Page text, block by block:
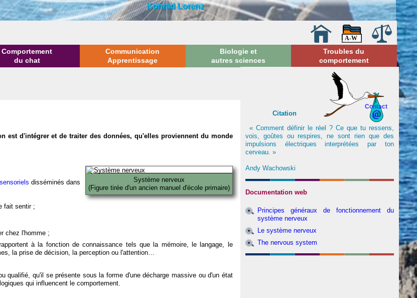
Konrad Lorenz
Comportement
du chat
Communication
Apprentissage
Biologie et
autres sciences
Troubles du
comportement
est d'intégrer et de traiter des données, qu'elles proviennent du monde
Système nerveux
(Figure tirée d'un ancien manuel d'école primaire)
disséminés dans
fait sentir ;
chez l'homme ;
à la fonction de connaissance tels que la mémoire, le langage, le
la prise de décision, la perception ou l'attention…
qualifié, qu'il se présente sous la forme d'une décharge massive ou d'un état
qui influencent le comportement.
Contact
Citation
« Comment définir le réel ? Ce que tu ressens,
vois, goûtes ou respires, ne sont rien que des
impulsions électriques interprétées par ton
cerveau. »
Andy Wachowski
Documentation web
Principes généraux de fonctionnement du
système nerveux
Le système nerveux
The nervous system